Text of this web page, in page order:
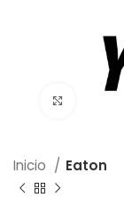
Inicio Eaton